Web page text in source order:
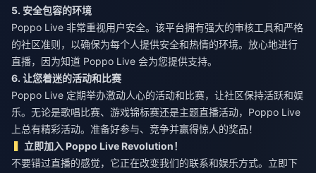
5. 安全包容的环境
Poppo Live 非常重视用户安全。该平台拥有强大的审核工具和严格
的社区准则，以确保为每个人提供安全和热情的环境。放心地进行
直播，因为知道 Poppo Live 会为您提供支持。
6. 让您着迷的活动和比赛
Poppo Live 定期举办激动人心的活动和比赛，让社区保持活跃和娱
乐。无论是歌唱比赛、游戏锦标赛还是主题直播活动，Poppo Live
上总有精彩活动。准备好参与、竞争并赢得惊人的奖品！
立即加入 Poppo Live Revolution！
不要错过直播的感觉，它正在改变我们的联系和娱乐方式。立即下